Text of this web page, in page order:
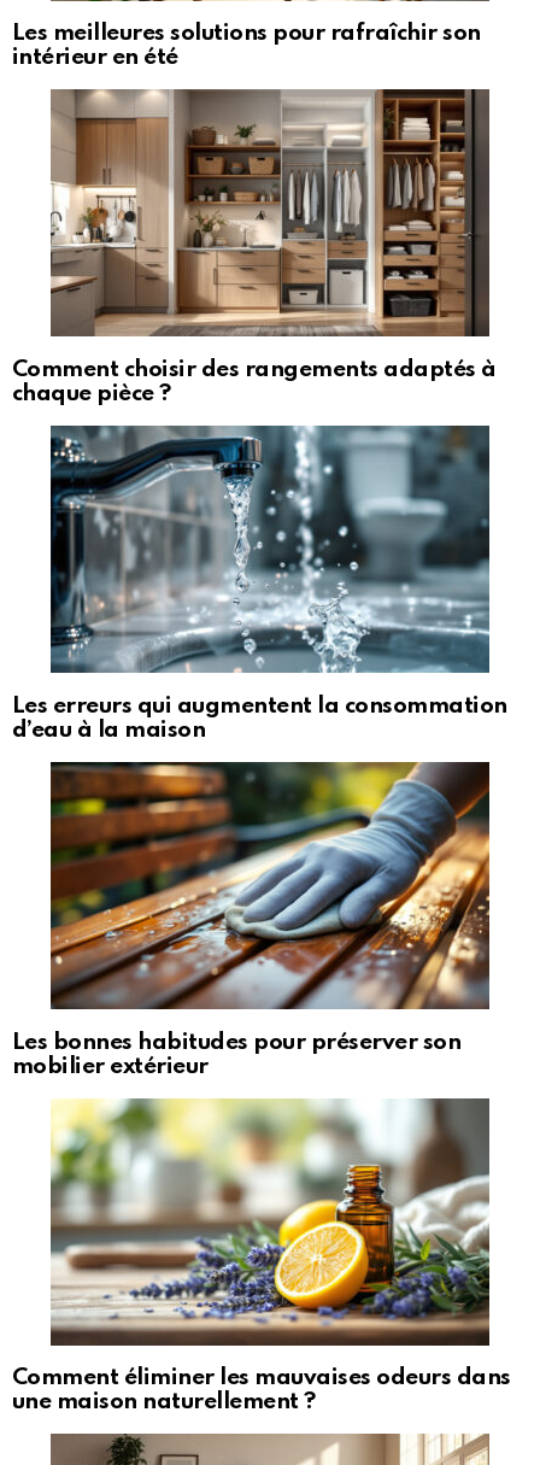
Les meilleures solutions pour rafraîchir son
intérieur en été
Comment choisir des rangements adaptés à
chaque pièce ?
Les erreurs qui augmentent la consommation
d’eau à la maison
Les bonnes habitudes pour préserver son
mobilier extérieur
Comment éliminer les mauvaises odeurs dans
une maison naturellement ?